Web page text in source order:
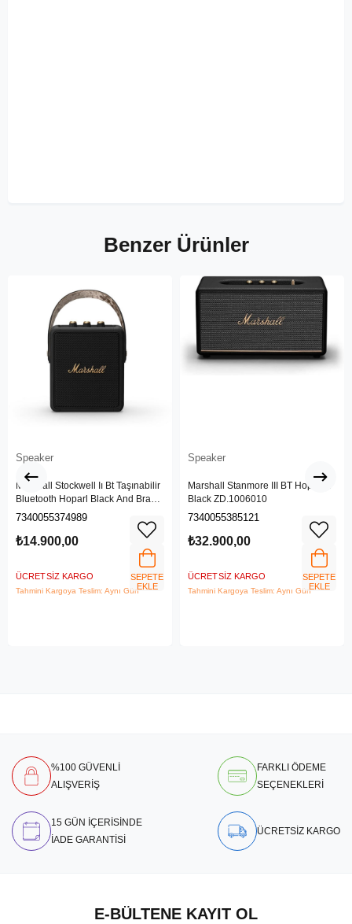
Benzer Ürünler
Speaker
Marshall Stockwell Iı Bt Taşınabilir
Bluetooth Hoparl Black And Brass
Zd.1005544
7340055374989
₺14.900,00
ÜCRETSIZ KARGO
Tahmini Kargoya Teslim: Aynı Gün
SEPETE
EKLE
Speaker
Marshall Stanmore III BT Hoparlör
Black ZD.1006010
7340055385121
₺32.900,00
ÜCRETSIZ KARGO
Tahmini Kargoya Teslim: Aynı Gün
SEPETE
EKLE
%100 GÜVENLİ
ALIŞVERİŞ
FARKLI ÖDEME
SEÇENEKLERİ
15 GÜN İÇERİSİNDE
İADE GARANTİSİ
ÜCRETSİZ KARGO
E-BÜLTENE KAYIT OL